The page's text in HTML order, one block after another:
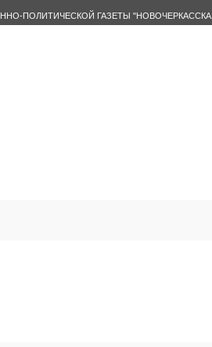
ПОЛИТИЧЕСКОЙ ГАЗЕТЫ